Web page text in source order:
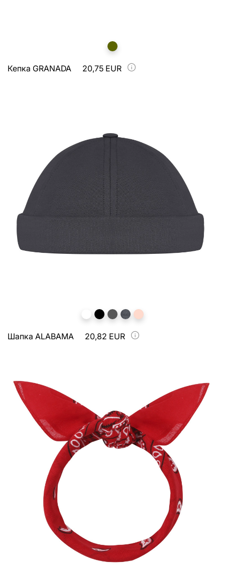
Кепка GRANADA 20,75 EUR
Шапка ALABAMA 20,82 EUR